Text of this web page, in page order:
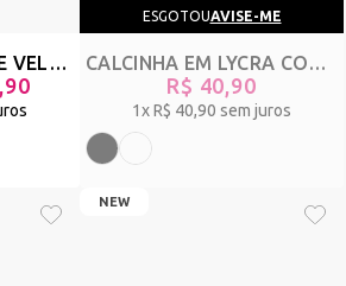
BLUSA FEMININA DE VELUDO ANIMAL PRINT COM MANGA LONGA - PAOLLA - ONÇA - REF 2946
ESGOTOUAVISE-ME
CALCINHA EM LYCRA COM DETALHE DE BABADO EM RENDA - FRENÉTICA
R$ 40,90
1xR$ 40,90 sem juros
NEW